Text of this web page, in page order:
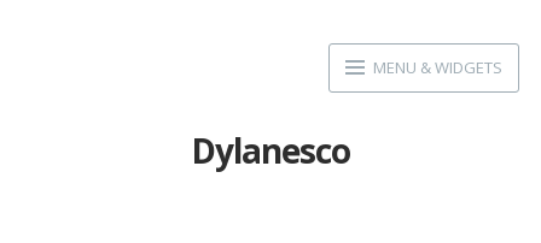
MENU & WIDGETS
Dylanesco